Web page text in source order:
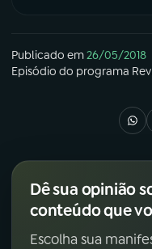
Publicado em26/05/2018
Episódio do programa
Dê sua opinião
conteúdo que
Escolha sua